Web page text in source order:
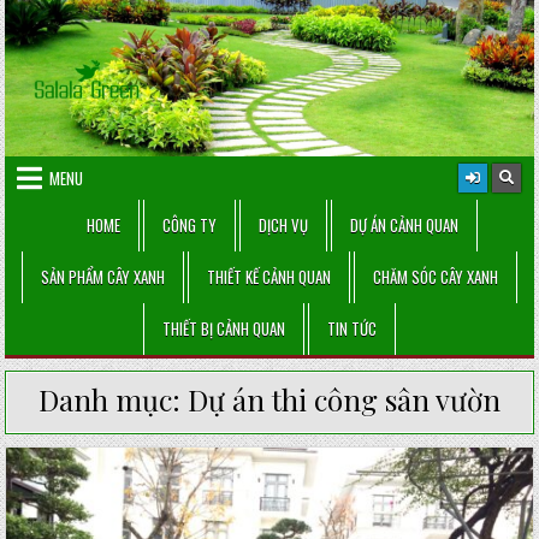
Skip
to
content
MENU
HOME
CÔNG TY DỊCH VỤ DỰ ÁN CẢNH QUAN
SẢN PHẨM CÂY XANH THIẾT KẾ CẢNH QUAN CHĂM SÓC CÂY XANH
THIẾT BỊ CẢNH QUAN TIN TỨC
Danh mục: Dự án thi công sân vườn
Posted
in